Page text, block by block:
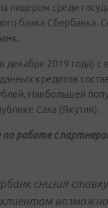
лидером среди
банка
декабре 2019 года)
кредитов
Наибольшей
Саха (Якутия).
работе с
снизил